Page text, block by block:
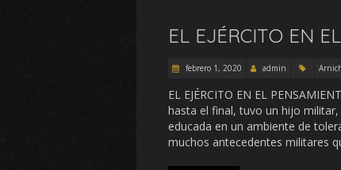
EL EJÉRCITO EN
febrero 1, 2020 admin
EL EJÉRCITO EN EL
hasta el final, tuvo un hijo
educada en un ambiente de
muchos antecedentes militares